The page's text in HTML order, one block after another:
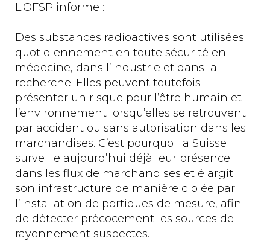
L'OFSP informe :
Des substances radioactives sont utilisées
quotidiennement en toute sécurité en
médecine, dans l’industrie et dans la
recherche. Elles peuvent toutefois
présenter un risque pour l’être humain et
l’environnement lorsqu’elles se retrouvent
par accident ou sans autorisation dans les
marchandises. C’est pourquoi la Suisse
surveille aujourd’hui déjà leur présence
dans les flux de marchandises et élargit
son infrastructure de manière ciblée par
l’installation de portiques de mesure, afin
de détecter précocement les sources de
rayonnement suspectes.